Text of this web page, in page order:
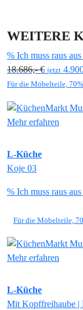
WEITERE
% Ich muss raus
18.686,- € jetzt
Für die Möbelteile,
Mehr erfahren
L-Küche
Koje 03
% Ich muss raus
Für die Möbelteile,
Mehr erfahren
L-Küche
Mit Kopffreihaube |